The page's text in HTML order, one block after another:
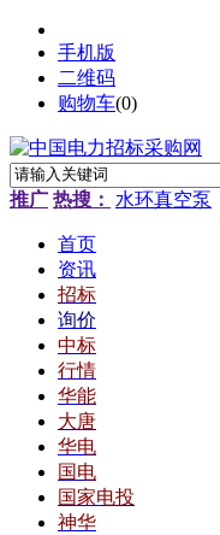
手机版
二维码
购物车(0)
推广 热搜： 水环真空泵
首页
资讯
招标
询价
中标
行情
华能
大唐
华电
国电
国家电投
神华